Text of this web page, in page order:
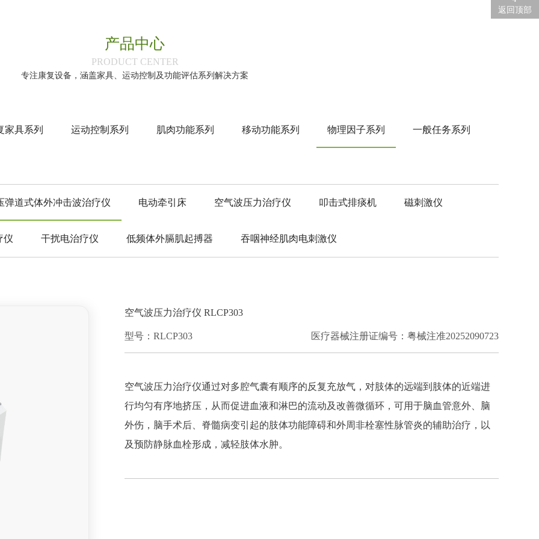
产品中心
‌PRODUCT CENTER‌
专注康复设备，涵盖家具、运动控制及功能评估系列解决方案
家具系列 运动控制系列 肌肉功能系列 移动功能系列 物理因子系列 一般任务系列
弹道式体外冲击波治疗仪 电动牵引床 空气波压力治疗仪 叩击式排痰机 磁刺激仪
仪 干扰电治疗仪 低频体外膈肌起搏器 吞咽神经肌肉电刺激仪
空气波压力治疗仪 RLCP303
型号：RLCP303 医疗器械注册证编号：粤械注准20252090723
空气波压力治疗仪通过对多腔气囊有顺序的反复充放气，对肢体的远端到肢体的近端进
行均匀有序地挤压，从而促进血液和淋巴的流动及改善微循环，可用于脑血管意外、脑
外伤，脑手术后、脊髓病变引起的肢体功能障碍和外周非栓塞性脉管炎的辅助治疗，以
及预防静脉血栓形成，减轻肢体水肿。
返回顶部